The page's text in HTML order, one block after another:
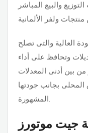
والبيع المباشر
العالية والتى تصلح
وتحافظ على أداء
بين أدنى المعدلات
المحلى بجانب جودتها
المشهورة.
جيت موتورز